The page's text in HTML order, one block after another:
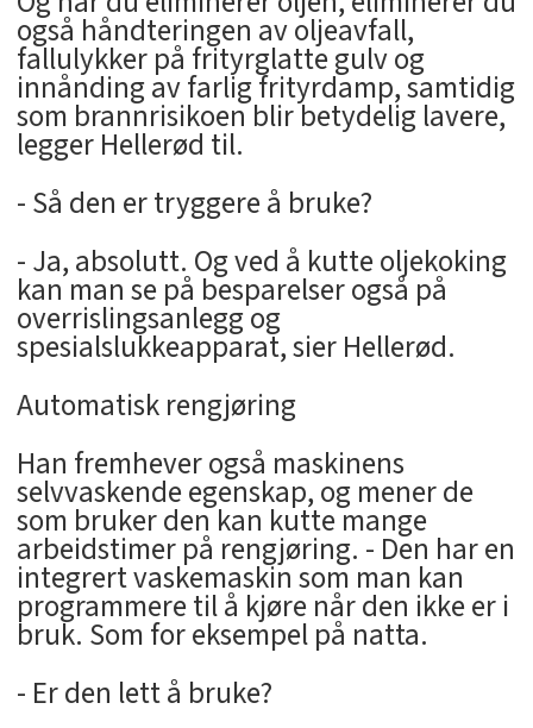
også håndteringen av oljeavfall,
fallulykker på frityrglatte gulv og
innånding av farlig frityrdamp, samtidig
som brannrisikoen blir betydelig lavere,
legger Hellerød til.
- Så den er tryggere å bruke?
- Ja, absolutt. Og ved å kutte oljekoking
kan man se på besparelser også på
overrislingsanlegg og
spesialslukkeapparat, sier Hellerød.
Automatisk rengjøring
Han fremhever også maskinens
selvvaskende egenskap, og mener de
som bruker den kan kutte mange
arbeidstimer på rengjøring. - Den har en
integrert vaskemaskin som man kan
programmere til å kjøre når den ikke er i
bruk. Som for eksempel på natta.
- Er den lett å bruke?